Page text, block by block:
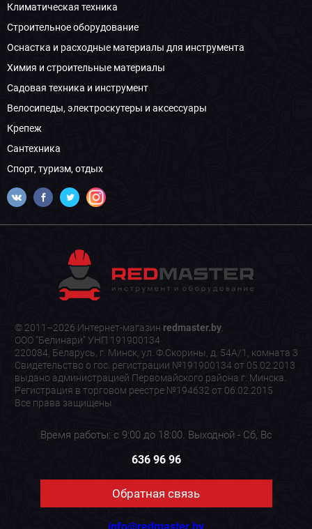
Климатическая техника
Строительное оборудование
Оснастка и расходные материалы для инструмента
Химия и строительные материалы
Садовая техника и инструмент
Велосипеды, электроскутеры и аксессуары
Крепеж
Сантехника
Спорт, туризм, отдых
© 2011–2026 Интернет-магазин redmaster.by.
ООО "Белинари" УНП 191900134
220084, Беларусь, г. Минск, ул. Ф.Скорины, д. 54А/1, комната 3
Свидетельство о гос. регистрации №191900134 от 05.02.2013
выдано администрацией Первомайского района г. Минска.
Регистрация в торговом реестре №194632 от 06.02.2015
Все права защищены
Время работы: с 9:00 до 18:00. Выходной - Сб, Вс
636 96 96
Обратная связь